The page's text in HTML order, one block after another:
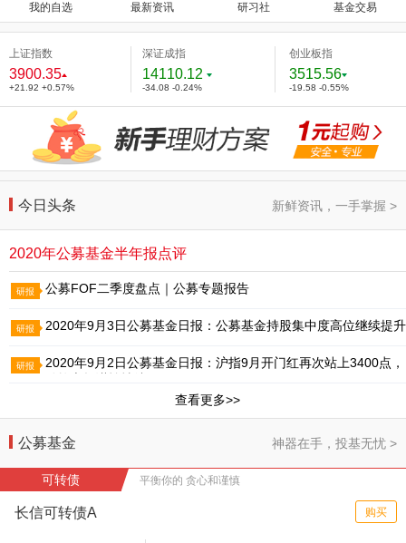
我的自选 最新资讯 研习社 基金交易
上证指数
3900.35
+21.92 +0.57%
深证成指
14110.12
-34.08 -0.24%
创业板指
3515.56
-19.58 -0.55%
新鲜资讯，一手掌握 >
今日头条
2020年公募基金半年报点评
研报 公募FOF二季度盘点｜公募专题报告
研报 2020年9月3日公募基金日报：公募基金持股集中度高位继续提升
研报
2020年9月2日公募基金日报：沪指9月开门红再次站上3400点，
查看更多>>
神器在手，投基无忧 >
公募基金
可转债 平衡你的 贪心和谨慎
购买
长信可转债A